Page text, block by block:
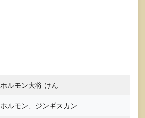
ホルモン大将 けん
ホルモン、ジンギスカン